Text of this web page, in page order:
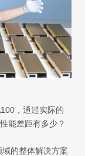
，通过实际的
能差距有多少？
的整体解决方案